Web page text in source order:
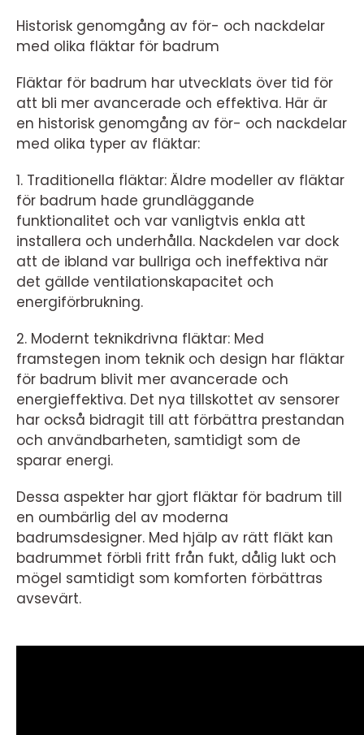
Historisk genomgång av för- och nackdelar
med olika fläktar för badrum
Fläktar för badrum har utvecklats över tid för
att bli mer avancerade och effektiva. Här är
en historisk genomgång av för- och nackdelar
med olika typer av fläktar:
1. Traditionella fläktar: Äldre modeller av fläktar
för badrum hade grundläggande
funktionalitet och var vanligtvis enkla att
installera och underhålla. Nackdelen var dock
att de ibland var bullriga och ineffektiva när
det gällde ventilationskapacitet och
energiförbrukning.
2. Modernt teknikdrivna fläktar: Med
framstegen inom teknik och design har fläktar
för badrum blivit mer avancerade och
energieffektiva. Det nya tillskottet av sensorer
har också bidragit till att förbättra prestandan
och användbarheten, samtidigt som de
sparar energi.
Dessa aspekter har gjort fläktar för badrum till
en oumbärlig del av moderna
badrumsdesigner. Med hjälp av rätt fläkt kan
badrummet förbli fritt från fukt, dålig lukt och
mögel samtidigt som komforten förbättras
avsevärt.